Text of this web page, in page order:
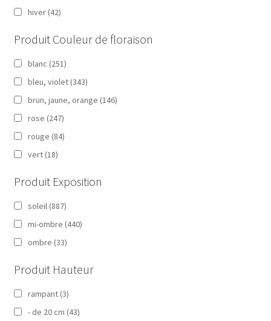
hiver (42)
Produit Couleur de floraison
blanc (251)
bleu, violet (343)
brun, jaune, orange (146)
rose (247)
rouge (84)
vert (18)
Produit Exposition
soleil (887)
mi-ombre (440)
ombre (33)
Produit Hauteur
rampant (3)
- de 20 cm (43)